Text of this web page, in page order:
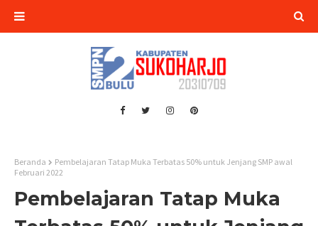
Beranda
Pembelajaran Tatap Muka Terbatas 50% untuk Jenjang SMP awal
Februari 2022
Pembelajaran Tatap Muka